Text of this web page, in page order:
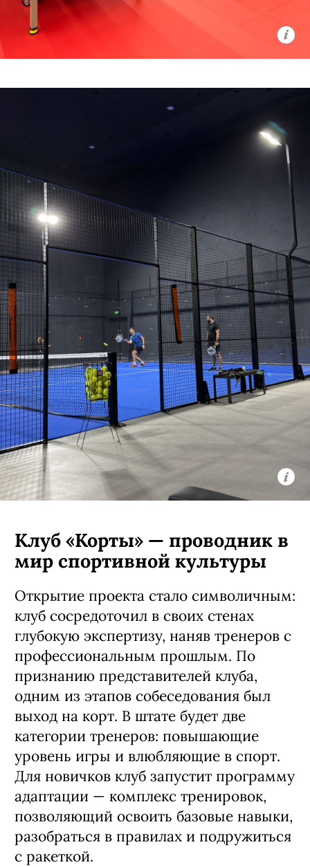
Клуб «Корты» — проводник в
мир спортивной культуры
Открытие проекта стало символичным:
клуб сосредоточил в своих стенах
глубокую экспертизу, наняв тренеров с
профессиональным прошлым. По
признанию представителей клуба,
одним из этапов собеседования был
выход на корт. В штате будет две
категории тренеров: повышающие
уровень игры и влюбляющие в спорт.
Для новичков клуб запустит программу
адаптации — комплекс тренировок,
позволяющий освоить базовые навыки,
разобраться в правилах и подружиться
с ракеткой.